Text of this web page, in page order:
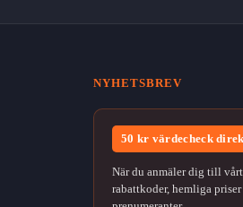
NYHETSBREV
50 kr värdecheck
När du anmäler dig till
rabattkoder, hemliga